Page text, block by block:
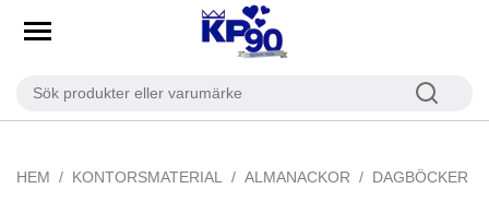
HEM KONTORSMATERIAL ALMANACKOR DAGBÖCKER